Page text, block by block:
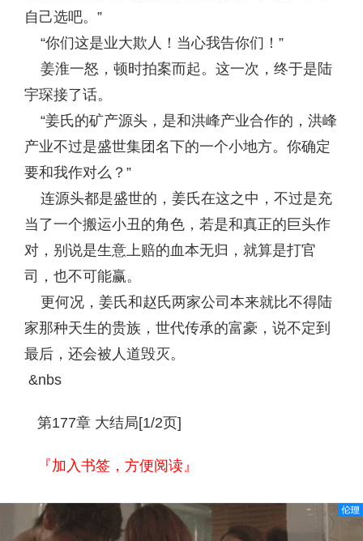
自己选吧。”
“你们这是业大欺人！当心我告你们！”
姜淮一怒，顿时拍案而起。这一次，终于是陆
宇琛接了话。
“姜氏的矿产源头，是和洪峰产业合作的，洪峰
产业不过是盛世集团名下的一个小地方。你确定
要和我作对么？”
连源头都是盛世的，姜氏在这之中，不过是充
当了一个搬运小丑的角色，若是和真正的巨头作
对，别说是生意上赔的血本无归，就算是打官
司，也不可能赢。
更何况，姜氏和赵氏两家公司本来就比不得陆
家那种天生的贵族，世代传承的富豪，说不定到
最后，还会被人道毁灭。
&nbs
第177章 大结局[1/2页]
『加入书签，方便阅读』